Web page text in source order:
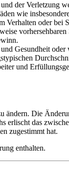
der Verletzung
wie
oder
Gesundheit
und
ändern. Die
das
zugestimmt hat.
enthalten.